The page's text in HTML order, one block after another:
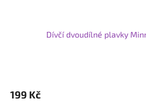
Dívčí dvoudílné plavky
199 Kč